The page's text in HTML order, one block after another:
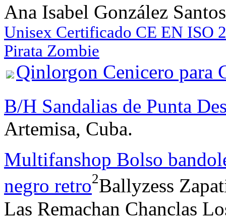
Ana Isabel González Santos
Unisex Certificado CE EN ISO
Pirata Zombie
Qinlorgon Cenicero para
B/H Sandalias de Punta
Artemisa, Cuba.
Multifanshop Bolso
negro retro2Ballyzess
Las Remachan Chanclas